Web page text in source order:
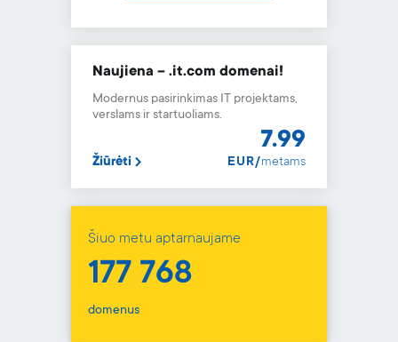
Šiuo metu aptarnaujame
177 768
domenus
Naujiena – .it.com domenai!
Modernus pasirinkimas IT projektams,
verslams ir startuoliams.
7.99
EUR/metams
Žiūrėti